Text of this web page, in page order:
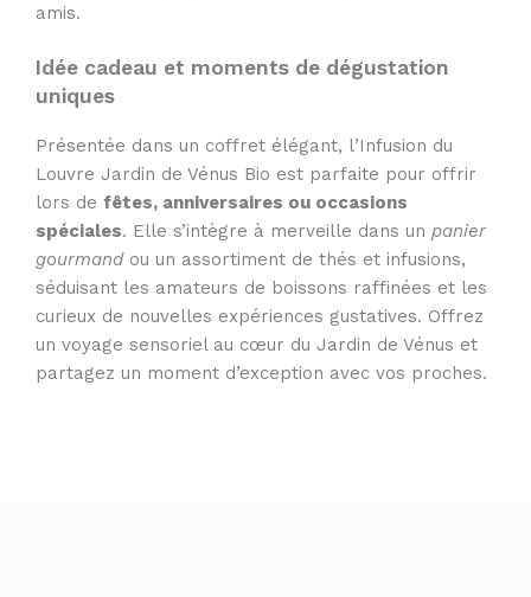
amis.
Idée cadeau et moments de dégustation
uniques
Présentée dans un coffret élégant, l’Infusion du
Louvre Jardin de Vénus Bio est parfaite pour offrir
lors de fêtes, anniversaires ou occasions
spéciales. Elle s’intègre à merveille dans un panier
gourmandou un assortiment de thés et infusions,
séduisant les amateurs de boissons raffinées et les
curieux de nouvelles expériences gustatives. Offrez
un voyage sensoriel au cœur du Jardin de Vénus et
partagez un moment d’exception avec vos proches.